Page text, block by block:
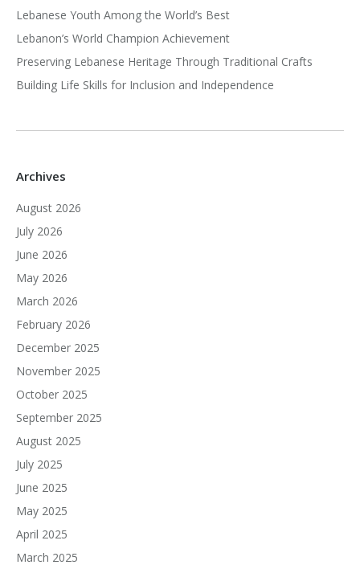
Lebanese Youth Among the World’s Best
Lebanon’s World Champion Achievement
Preserving Lebanese Heritage Through Traditional Crafts
Building Life Skills for Inclusion and Independence
Archives
August 2026
July 2026
June 2026
May 2026
March 2026
February 2026
December 2025
November 2025
October 2025
September 2025
August 2025
July 2025
June 2025
May 2025
April 2025
March 2025